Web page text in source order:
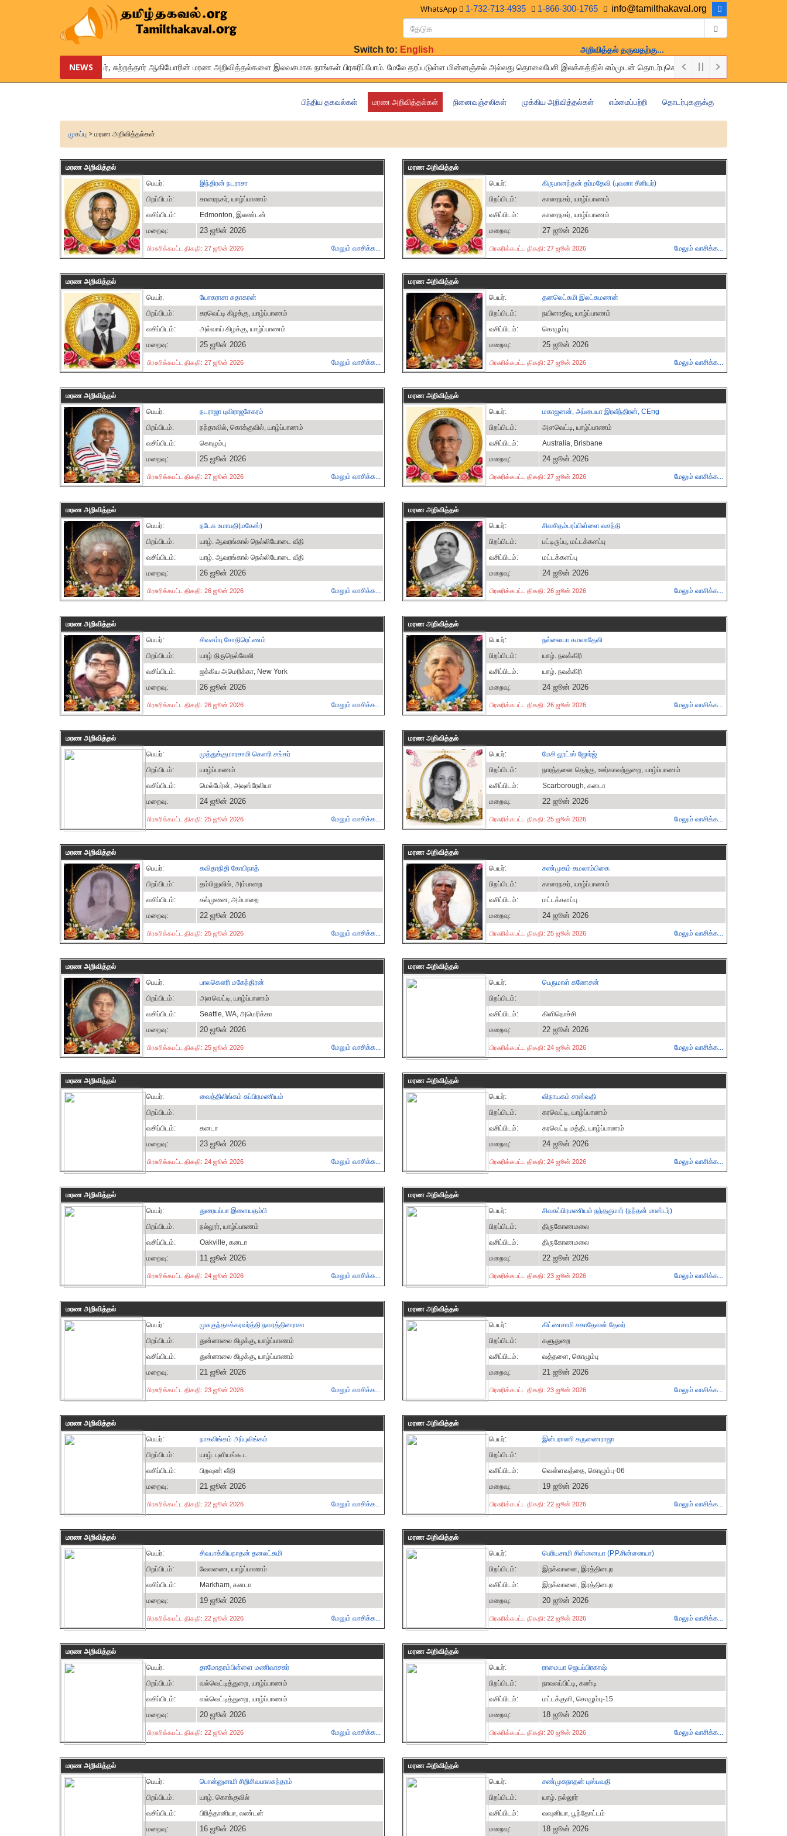
WhatsApp 1-732-713-4935 1-866-300-1765 info@tamilthakaval.org
Switch to: English அறிவித்தல் தருவதற்கு...
NEWS
உங்கள் உறவினர், நண்பர், சுற்றத்தார் ஆகியோரின் மரண அறிவித்தல்களை இலவசமாக நாங்கள் பிரசுரிப்போம். மேலே தரப்ப‌‌‌‌‌‌டுள்ள‍‍‍‍‌ மின்னஞ்சல் அல்லது தொலைபேசி இலக்கத்தில் எம்முடன் தொடர்புகொள்ளுங்கள்.
We are pleased to provide this service to announce the obituaries of your relatives and friends to others living around the world free of charge. Please contact us via the above Email or Telephone
பிந்திய தகவல்கள் மரண அறிவித்தல்கள் நினைவஞ்சலிகள் முக்கிய அறிவித்தல்கள் எம்மைப்பற்றி தொடர்புகளுக்கு
முகப்பு > மரண அறிவித்தல்கள்
மரண அறிவித்தல்
பெயர்:
இந்திரன் நடராசா
பிறப்பிடம்:
காரைநகர், யாழ்ப்பாணம்
வசிப்பிடம்:
Edmonton, இலண்டன்
மறைவு:
23 ஜூன் 2026
பிரசுரிக்கபட்ட திகதி: 27 ஜூன் 2026 மேலும் வாசிக்க...
மரண அறிவித்தல்
பெயர்:
கிருபானந்தன் தர்மதேவி (புவனா சீனியர்)
பிறப்பிடம்:
காரைநகர், யாழ்ப்பாணம்
வசிப்பிடம்:
காரைநகர், யாழ்ப்பாணம்
மறைவு:
27 ஜூன் 2026
பிரசுரிக்கபட்ட திகதி: 27 ஜூன் 2026 மேலும் வாசிக்க...
மரண அறிவித்தல்
பெயர்:
யோகராசா சுதாகரன்
பிறப்பிடம்:
கரவெட்டி கிழக்கு, யாழ்ப்பாணம்
வசிப்பிடம்:
அல்வாய் கிழக்கு, யாழ்ப்பாணம்
மறைவு:
25 ஜூன் 2026
பிரசுரிக்கபட்ட திகதி: 27 ஜூன் 2026 மேலும் வாசிக்க...
மரண அறிவித்தல்
பெயர்:
தனலெட்சுமி இலட்சுமணன்
பிறப்பிடம்:
நயினாதீவு, யாழ்ப்பாணம்
வசிப்பிடம்:
கொழும்பு
மறைவு:
25 ஜூன் 2026
பிரசுரிக்கபட்ட திகதி: 27 ஜூன் 2026 மேலும் வாசிக்க...
மரண அறிவித்தல்
பெயர்:
நடராஜா புவிராஜசேகரம்
பிறப்பிடம்:
நந்தாவில், கொக்குவில், யாழ்ப்பாணம்
வசிப்பிடம்:
கொழும்பு
மறைவு:
25 ஜூன் 2026
பிரசுரிக்கபட்ட திகதி: 27 ஜூன் 2026 மேலும் வாசிக்க...
மரண அறிவித்தல்
பெயர்:
மகாஜனன், அப்பையா இரவீந்திரன், CEng
பிறப்பிடம்:
அளவெட்டி, யாழ்ப்பாணம்
வசிப்பிடம்:
Australia, Brisbane
மறைவு:
24 ஜூன் 2026
பிரசுரிக்கபட்ட திகதி: 27 ஜூன் 2026 மேலும் வாசிக்க...
மரண அறிவித்தல்
பெயர்:
நடேசு உமாபதி(மகேஸ்)
பிறப்பிடம்:
யாழ். ஆவரங்கால் நெல்லியோடை வீதி
வசிப்பிடம்:
யாழ். ஆவரங்கால் நெல்லியோடை வீதி
மறைவு:
26 ஜூன் 2026
பிரசுரிக்கபட்ட திகதி: 26 ஜூன் 2026 மேலும் வாசிக்க...
மரண அறிவித்தல்
பெயர்:
சிவசிதம்பரப்பிள்ளை வசந்தி
பிறப்பிடம்:
பட்டிருப்பு, மட்டக்களப்பு
வசிப்பிடம்:
மட்டக்களப்பு
மறைவு:
24 ஜூன் 2026
பிரசுரிக்கபட்ட திகதி: 26 ஜூன் 2026 மேலும் வாசிக்க...
மரண அறிவித்தல்
பெயர்:
சிவசம்பு சோதிரெட்ணம்
பிறப்பிடம்:
யாழ் திருநெல்வேலி
வசிப்பிடம்:
ஐக்கிய அமெரிக்கா, New York
மறைவு:
26 ஜூன் 2026
பிரசுரிக்கபட்ட திகதி: 26 ஜூன் 2026 மேலும் வாசிக்க...
மரண அறிவித்தல்
பெயர்:
நல்லையா கமலாதேவி
பிறப்பிடம்:
யாழ். நவக்கிரி
வசிப்பிடம்:
யாழ். நவக்கிரி
மறைவு:
24 ஜூன் 2026
பிரசுரிக்கபட்ட திகதி: 26 ஜூன் 2026 மேலும் வாசிக்க...
மரண அறிவித்தல்
பெயர்:
முத்துக்குமாரசாமி கௌரி சங்கர்
பிறப்பிடம்:
யாழ்ப்பாணம்
வசிப்பிடம்:
மெல்பேர்ன், அவுஸ்ரேலியா
மறைவு:
24 ஜூன் 2026
பிரசுரிக்கபட்ட திகதி: 25 ஜூன் 2026 மேலும் வாசிக்க...
மரண அறிவித்தல்
பெயர்:
மேசி லூட்ஸ் ஜோர்ஜ்
பிறப்பிடம்:
நாரந்தனை தெற்கு, ஊர்காவற்துறை, யாழ்ப்பாணம்
வசிப்பிடம்:
Scarborough, கனடா
மறைவு:
22 ஜூன் 2026
பிரசுரிக்கபட்ட திகதி: 25 ஜூன் 2026 மேலும் வாசிக்க...
மரண அறிவித்தல்
பெயர்:
கவிதாநிதி கோபிநாத்
பிறப்பிடம்:
தம்பிலுவில், அம்பாறை
வசிப்பிடம்:
கல்முனை, அம்பாறை
மறைவு:
22 ஜூன் 2026
பிரசுரிக்கபட்ட திகதி: 25 ஜூன் 2026 மேலும் வாசிக்க...
மரண அறிவித்தல்
பெயர்:
சண்முகம் கமலாம்பிகை
பிறப்பிடம்:
காரைநகர், யாழ்ப்பாணம்
வசிப்பிடம்:
மட்டக்களப்பு
மறைவு:
24 ஜூன் 2026
பிரசுரிக்கபட்ட திகதி: 25 ஜூன் 2026 மேலும் வாசிக்க...
மரண அறிவித்தல்
பெயர்:
பாலகௌரி மகேந்திரன்
பிறப்பிடம்:
அளவெட்டி, யாழ்ப்பாணம்
வசிப்பிடம்:
Seattle, WA, அமெரிக்கா
மறைவு:
20 ஜூன் 2026
பிரசுரிக்கபட்ட திகதி: 25 ஜூன் 2026 மேலும் வாசிக்க...
மரண அறிவித்தல்
பெயர்:
பெருமாள் கணேசன்
பிறப்பிடம்:
வசிப்பிடம்:
கிளிநொச்சி
மறைவு:
22 ஜூன் 2026
பிரசுரிக்கபட்ட திகதி: 24 ஜூன் 2026 மேலும் வாசிக்க...
மரண அறிவித்தல்
பெயர்:
வைத்திலிங்கம் சுப்பிரமணியம்
பிறப்பிடம்:
வசிப்பிடம்:
கனடா
மறைவு:
23 ஜூன் 2026
பிரசுரிக்கபட்ட திகதி: 24 ஜூன் 2026 மேலும் வாசிக்க...
மரண அறிவித்தல்
பெயர்:
விநாயகம் சரஸ்வதி
பிறப்பிடம்:
கரவெட்டி, யாழ்ப்பாணம்
வசிப்பிடம்:
கரவெட்டி மத்தி, யாழ்ப்பாணம்
மறைவு:
24 ஜூன் 2026
பிரசுரிக்கபட்ட திகதி: 24 ஜூன் 2026 மேலும் வாசிக்க...
மரண அறிவித்தல்
பெயர்:
துரையப்பா இளையதம்பி
பிறப்பிடம்:
நல்லூர், யாழ்ப்பாணம்
வசிப்பிடம்:
Oakville, கனடா
மறைவு:
11 ஜூன் 2026
பிரசுரிக்கபட்ட திகதி: 24 ஜூன் 2026 மேலும் வாசிக்க...
மரண அறிவித்தல்
பெயர்:
சிவசுப்பிரமணியம் நந்தகுமார் (நந்தன் மாஸ்டர்)
பிறப்பிடம்:
திருகோணமலை
வசிப்பிடம்:
திருகோணமலை
மறைவு:
22 ஜூன் 2026
பிரசுரிக்கபட்ட திகதி: 23 ஜூன் 2026 மேலும் வாசிக்க...
மரண அறிவித்தல்
பெயர்:
முசுகுந்தசக்கரவர்த்தி நவரத்தினராசா
பிறப்பிடம்:
துன்னாலை கிழக்கு, யாழ்ப்பாணம்
வசிப்பிடம்:
துன்னாலை கிழக்கு, யாழ்ப்பாணம்
மறைவு:
21 ஜூன் 2026
பிரசுரிக்கபட்ட திகதி: 23 ஜூன் 2026 மேலும் வாசிக்க...
மரண அறிவித்தல்
பெயர்:
கிட்ணசாமி சகாதேவன் தேவர்
பிறப்பிடம்:
களுதுறை
வசிப்பிடம்:
வத்தளை, கொழும்பு
மறைவு:
21 ஜூன் 2026
பிரசுரிக்கபட்ட திகதி: 23 ஜூன் 2026 மேலும் வாசிக்க...
மரண அறிவித்தல்
பெயர்:
நாகலிங்கம் அப்புலிங்கம்
பிறப்பிடம்:
யாழ். புளியங்கூட
வசிப்பிடம்:
பிறவுண் வீதி
மறைவு:
21 ஜூன் 2026
பிரசுரிக்கபட்ட திகதி: 22 ஜூன் 2026 மேலும் வாசிக்க...
மரண அறிவித்தல்
பெயர்:
இன்பராணி கருணைராஜா
பிறப்பிடம்:
வசிப்பிடம்:
வௌ்ளவத்தை, கொழும்பு-06
மறைவு:
19 ஜூன் 2026
பிரசுரிக்கபட்ட திகதி: 22 ஜூன் 2026 மேலும் வாசிக்க...
மரண அறிவித்தல்
பெயர்:
சிவபாக்கியநாதன் தனலட்சுமி
பிறப்பிடம்:
வேலணை, யாழ்ப்பாணம்
வசிப்பிடம்:
Markham, கனடா
மறைவு:
19 ஜூன் 2026
பிரசுரிக்கபட்ட திகதி: 22 ஜூன் 2026 மேலும் வாசிக்க...
மரண அறிவித்தல்
பெயர்:
பெரியசாமி சின்னையா (P.P.சின்னையா)
பிறப்பிடம்:
இறக்வானை, இரத்தினபுர
வசிப்பிடம்:
இறக்வானை, இரத்தினபுர
மறைவு:
20 ஜூன் 2026
பிரசுரிக்கபட்ட திகதி: 22 ஜூன் 2026 மேலும் வாசிக்க...
மரண அறிவித்தல்
பெயர்:
தாமோதரம்பிள்ளை மணிவாசகர்
பிறப்பிடம்:
வல்வெட்டித்துறை, யாழ்ப்பாணம்
வசிப்பிடம்:
வல்வெட்டித்துறை, யாழ்ப்பாணம்
மறைவு:
20 ஜூன் 2026
பிரசுரிக்கபட்ட திகதி: 22 ஜூன் 2026 மேலும் வாசிக்க...
மரண அறிவித்தல்
பெயர்:
ராமையா ஜெயப்பிரகாஷ்
பிறப்பிடம்:
நாவலப்பிட்டி, கண்டி
வசிப்பிடம்:
மட்டக்குளி, கொழும்பு-15
மறைவு:
18 ஜூன் 2026
பிரசுரிக்கபட்ட திகதி: 20 ஜூன் 2026 மேலும் வாசிக்க...
மரண அறிவித்தல்
பெயர்:
பொன்னுசாமி சிறிசிவபாலசுந்தரம்
பிறப்பிடம்:
யாழ். கொக்குவில்
வசிப்பிடம்:
பிரித்தானியா, லண்டன்
மறைவு:
16 ஜூன் 2026
மரண அறிவித்தல்
பெயர்:
சண்முகநாதன் புஸ்பவதி
பிறப்பிடம்:
யாழ். நல்லூர்
வசிப்பிடம்:
வவுனியா, பூந்தோட்டம்
மறைவு:
18 ஜூன் 2026